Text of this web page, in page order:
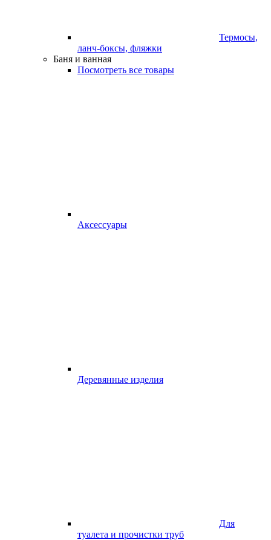
Термосы,
ланч-боксы, фляжки
Баня и ванная
Посмотреть все товары
Аксессуары
Деревянные изделия
Для
туалета и прочистки труб